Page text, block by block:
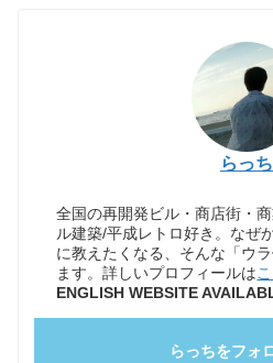
らっち
全国の再開発ビル・商店街・
ル建築/平成レトロ好き。なぜ
に教えたくなる、そんな「ウ
ます。詳しいプロフィールは
ENGLISH WEBSITE
らっちをフォ